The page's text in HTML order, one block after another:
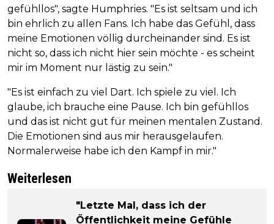
gefühllos", sagte Humphries. "Es ist seltsam und ich
bin ehrlich zu allen Fans. Ich habe das Gefühl, dass
meine Emotionen völlig durcheinander sind. Es ist
nicht so, dass ich nicht hier sein möchte - es scheint
mir im Moment nur lästig zu sein."
"Es ist einfach zu viel Dart. Ich spiele zu viel. Ich
glaube, ich brauche eine Pause. Ich bin gefühllos
und das ist nicht gut für meinen mentalen Zustand.
Die Emotionen sind aus mir herausgelaufen.
Normalerweise habe ich den Kampf in mir."
Weiterlesen
"Letzte Mal, dass ich der
Öffentlichkeit meine Gefühle